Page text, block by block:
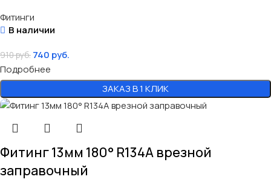
Фитинги
В наличии
910руб. 740 руб.
Подробнее
ЗАКАЗ В 1 КЛИК
Фитинг 13мм 180° R134A врезной
заправочный